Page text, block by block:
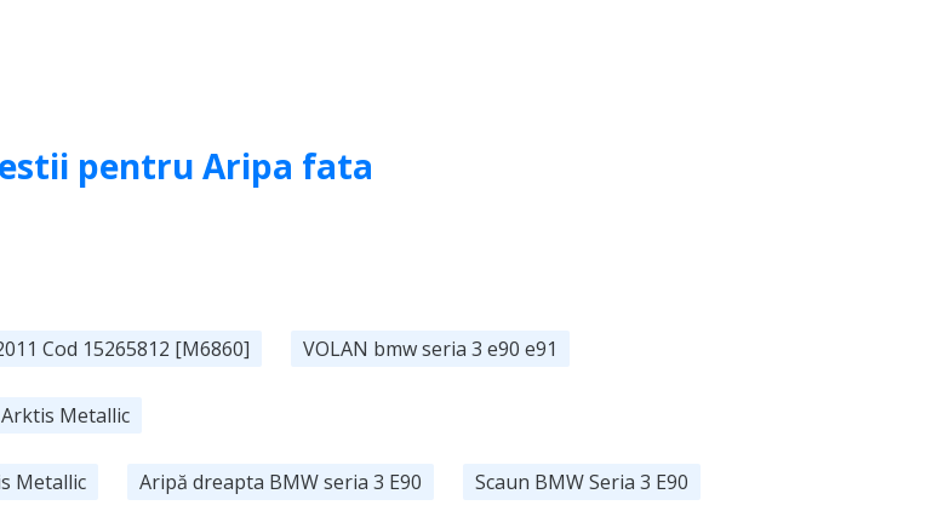
pentru Aripa fata
Cod 15265812 [M6860] VOLAN bmw seria 3 e90 e91
Arktis Metallic
Metallic Aripă dreapta BMW seria 3 E90 Scaun BMW Seria 3 E90